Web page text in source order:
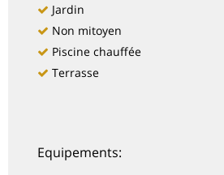
Jardin
Non mitoyen
Piscine chauffée
Terrasse
Equipements: